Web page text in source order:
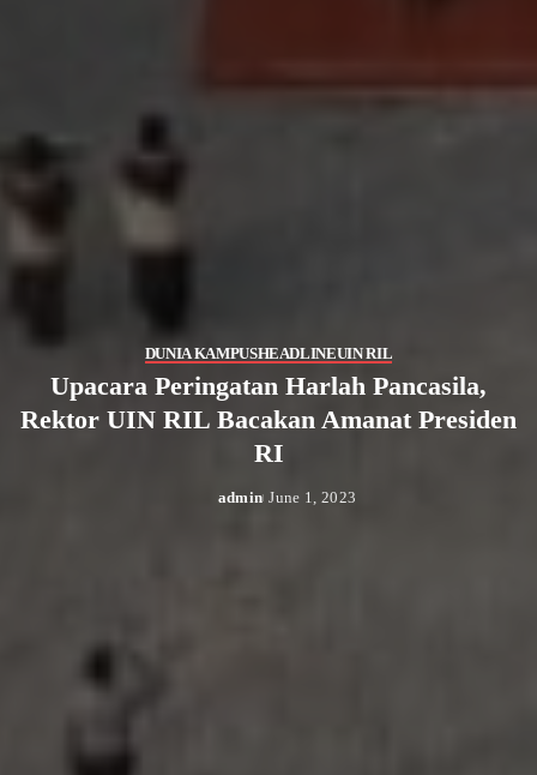
DUNIA KAMPUSHEADLINEUIN RIL
Upacara Peringatan Harlah Pancasila,
Rektor UIN RIL Bacakan Amanat Presiden
RI
Posted
admin June 1, 2023